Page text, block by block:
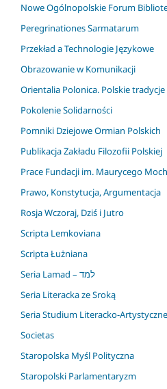
Nowe Ogólnopolskie Forum
Peregrinationes Sarmatarum
Przekład a Technologie Językowe
Obrazowanie w Komunikacji
Orientalia Polonica. Polskie
Pokolenie Solidarności
Pomniki Dziejowe Ormian Polskich
Publikacja Zakładu Filozofii Polskiej
Prace Fundacji im. Maurycego
Prawo, Konstytucja, Argumentacja
Rosja Wczoraj, Dziś i Jutro
Scripta Lemkoviana
Scripta Łużniana
Seria Lamad – למד
Seria Literacka ze Sroką
Seria Studium Literacko-
Societas
Staropolska Myśl Polityczna
Staropolski Parlamentaryzm